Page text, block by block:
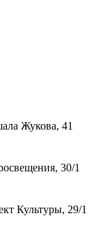
Жукова, 41
30/1
Культуры, 29/1